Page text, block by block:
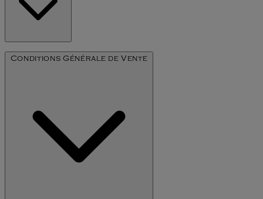
Notre Histoire
Conditions Générale de Vente